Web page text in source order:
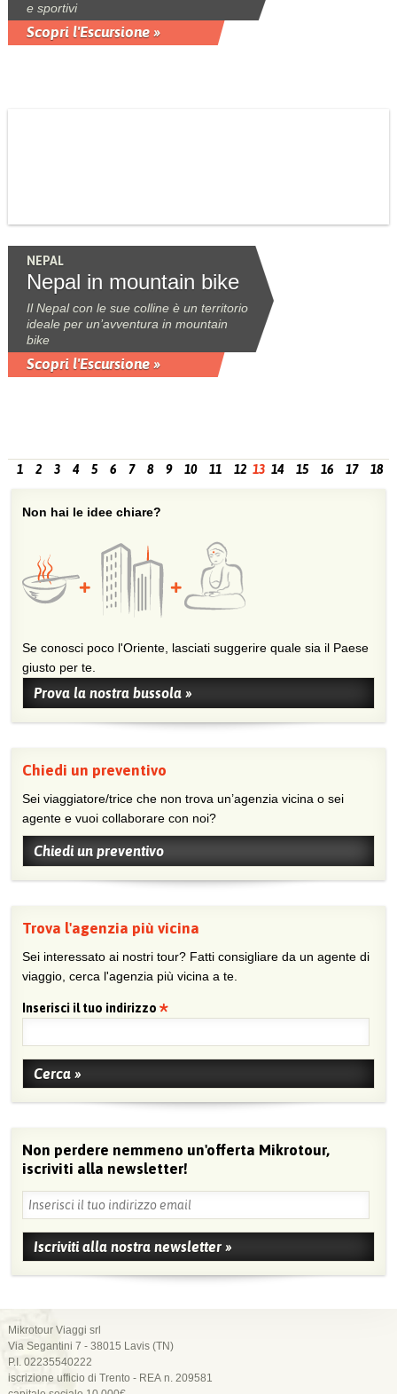
e sportivi
Scopri l'Escursione »
NEPAL
Nepal in mountain bike
Il Nepal con le sue colline è un territorio
ideale per un’avventura in mountain
bike
Scopri l'Escursione »
1 2 3 4 5 6 7 8 9 10 11 12 13 14 15 16 17 18
Non hai le idee chiare?
Se conosci poco l'Oriente, lasciati suggerire quale sia il Paese
giusto per te.
Prova la nostra bussola »
Chiedi un preventivo
Sei viaggiatore/trice che non trova un’agenzia vicina o sei
agente e vuoi collaborare con noi?
Chiedi un preventivo
Trova l'agenzia più vicina
Sei interessato ai nostri tour? Fatti consigliare da un agente di
viaggio, cerca l'agenzia più vicina a te.
Inserisci il tuo indirizzo
Non perdere nemmeno un'offerta Mikrotour,
iscriviti alla newsletter!
Mikrotour Viaggi srl
Via Segantini 7 - 38015 Lavis (TN)
P.I. 02235540222
iscrizione ufficio di Trento - REA n. 209581